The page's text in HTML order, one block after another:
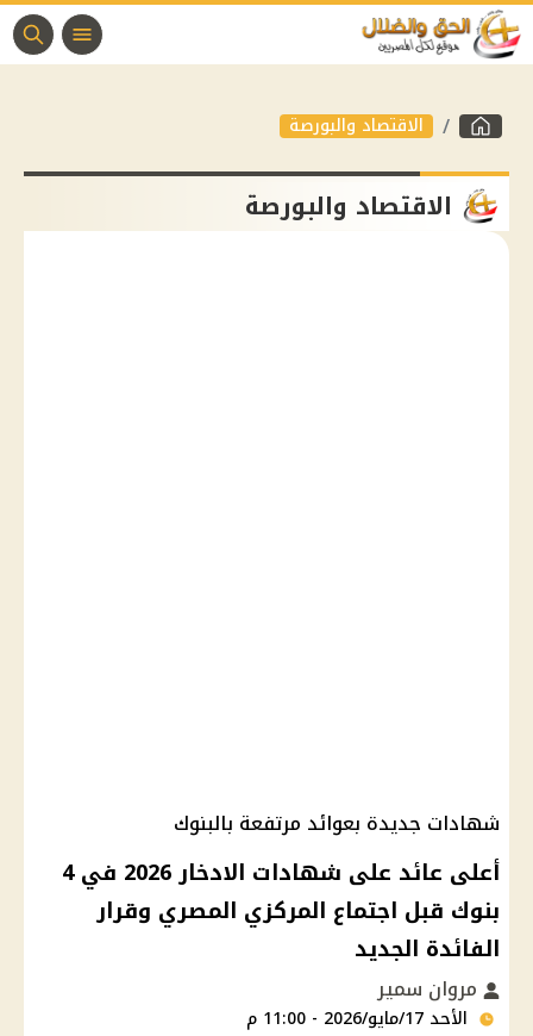
الاقتصاد والبورصة
الاقتصاد والبورصة
شهادات جديدة بعوائد مرتفعة بالبنوك
أعلى عائد على شهادات الادخار 2026 في 4
بنوك قبل اجتماع المركزي المصري وقرار
الفائدة الجديد
مروان سمير
الأحد 17/مايو/2026 - 11:00 م